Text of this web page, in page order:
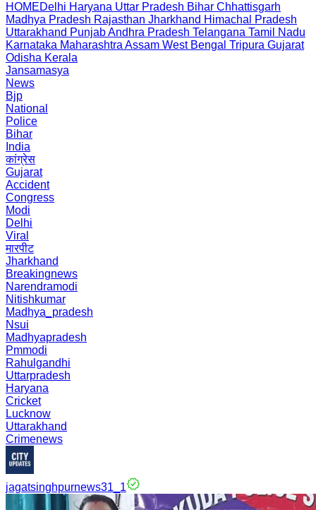
HOMEDelhi Haryana Uttar Pradesh Bihar Chhattisgarh
Madhya Pradesh Rajasthan Jharkhand Himachal Pradesh
Uttarakhand PunjabAndhra Pradesh Telangana Tamil Nadu
Karnataka Maharashtra Assam West Bengal Tripura Gujarat
Odisha Kerala
Jansamasya
News
Bjp
National
Police
Bihar
India
कांग्रेस
Gujarat
Accident
Congress
Modi
Delhi
Viral
मारपीट
Jharkhand
Breakingnews
Narendramodi
Nitishkumar
Madhya_pradesh
Nsui
Madhyapradesh
Pmmodi
Rahulgandhi
Uttarpradesh
Haryana
Cricket
Lucknow
Uttarakhand
Crimenews
jagatsinghpurnews31_1